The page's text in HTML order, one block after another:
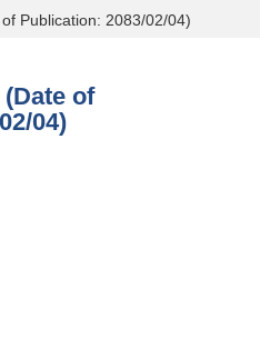
Publication: 2083/02/04)
of
04)